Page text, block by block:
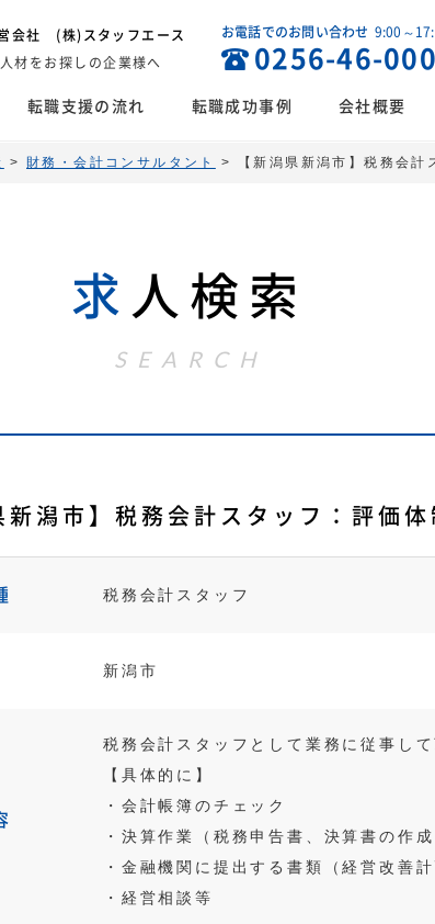
会社 (株)スタッフエース
人材をお探しの企業様へ
お電話でのお問い合わせ 9:00～
0256-46-
転職支援の流れ 転職成功事例 会社概要
>財務・会計コンサルタント > 【新潟県新潟市】税務会
求 人検索
SEARCH
新潟市】税務会計スタッフ：評価
税務会計スタッフ
新潟市
税務会計スタッフとして業務に従事し
【具体的に】
・会計帳簿のチェック
・決算作業（税務申告書、決算書の作
・金融機関に提出する書類（経営改善
・経営相談等